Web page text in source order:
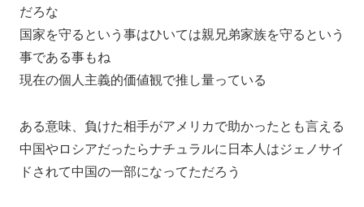
だろな
国家を守るという事はひいては親兄弟家族を守るという
事である事もね
現在の個人主義的価値観で推し量っている
ある意味、負けた相手がアメリカで助かったとも言える
中国やロシアだったらナチュラルに日本人はジェノサイ
ドされて中国の一部になってただろう